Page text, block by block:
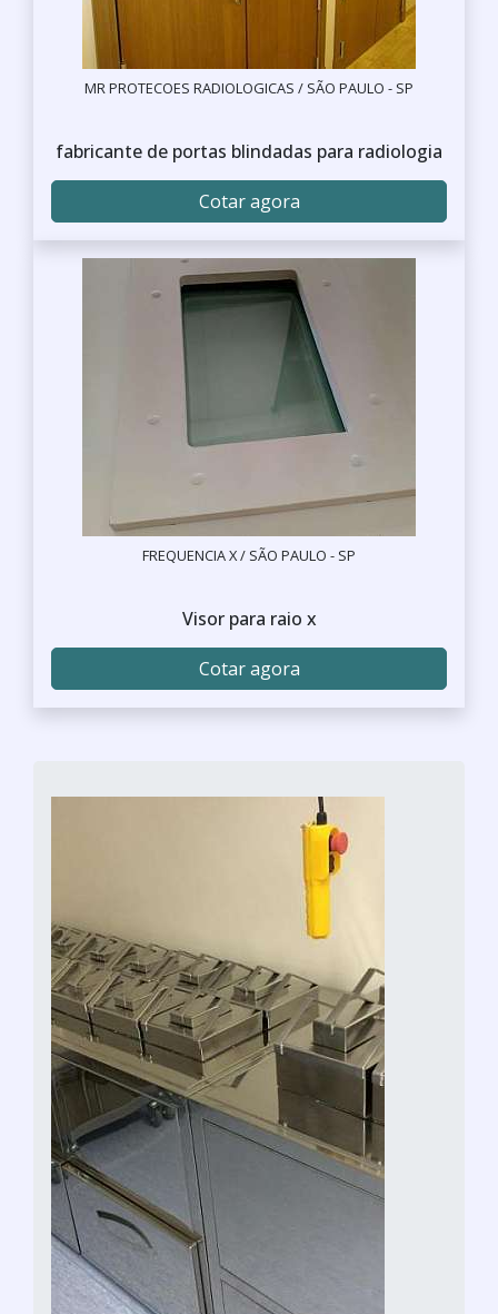
MR PROTECOES RADIOLOGICAS / SÃO PAULO - SP
fabricante de portas blindadas para radiologia
Cotar agora
FREQUENCIA X / SÃO PAULO - SP
Visor para raio x
Cotar agora